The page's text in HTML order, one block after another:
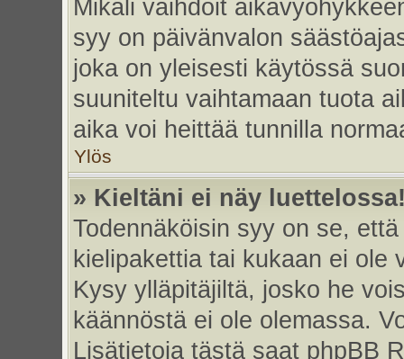
Mikäli vaihdoit
syy on päivänvalon
joka on yleisesti käytössä
suuniteltu vaihtamaan tuota
aika voi heittää tunnilla
Ylös
» Kieltäni ei näy
Todennäköisin syy on se,
kielipakettia tai kukaan ei ole
Kysy ylläpitäjiltä, josko he
käännöstä ei ole olemassa.
Lisätietoja tästä saat phpBB